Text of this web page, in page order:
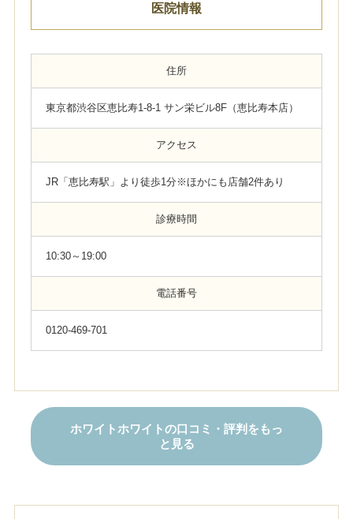
医院情報
住所
東京都渋谷区恵比寿1-8-1 サン栄ビル8F（恵比寿本店）
アクセス
JR「恵比寿駅」より徒歩1分※ほかにも店舗2件あり
診療時間
10:30～19:00
電話番号
0120-469-701
ホワイトホワイトの口コミ・評判をもっ
と見る